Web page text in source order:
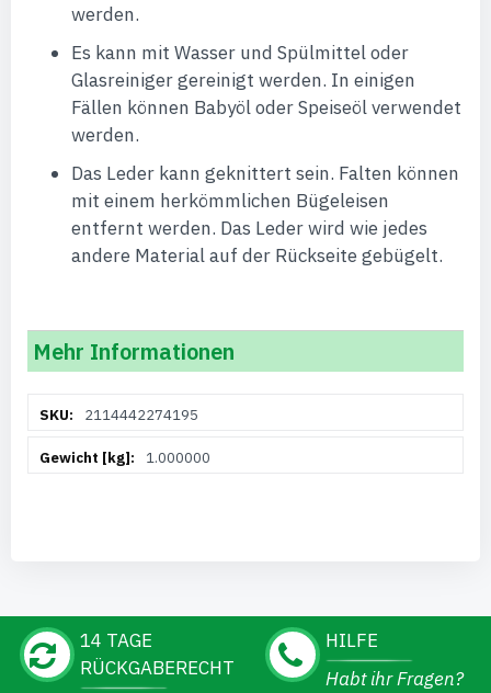
werden.
Es kann mit Wasser und Spülmittel oder
Glasreiniger gereinigt werden. In einigen
Fällen können Babyöl oder Speiseöl verwendet
werden.
Das Leder kann geknittert sein. Falten können
mit einem herkömmlichen Bügeleisen
entfernt werden. Das Leder wird wie jedes
andere Material auf der Rückseite gebügelt.
Mehr Informationen
Informationen2114442274195
1.000000
14 TAGE
RÜCKGABERECHT
HILFE
Habt ihr Fragen?